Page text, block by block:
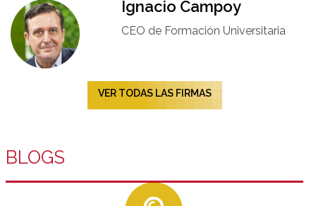
Ignacio Campoy​
CEO de Formación Universitaria​
VER TODAS LAS FIRMAS
BLOGS